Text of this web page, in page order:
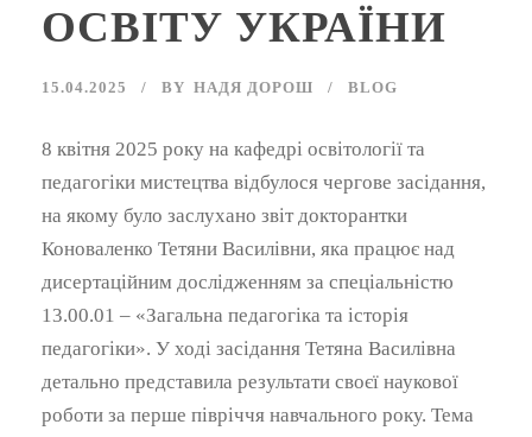
ОСВІТУ УКРАЇНИ
15.04.2025 BY НАДЯ ДОРОШ BLOG
8 квітня 2025 року на кафедрі освітології та
педагогіки мистецтва відбулося чергове засідання,
на якому було заслухано звіт докторантки
Коноваленко Тетяни Василівни, яка працює над
дисертаційним дослідженням за спеціальністю
13.00.01 – «Загальна педагогіка та історія
педагогіки». У ході засідання Тетяна Василівна
детально представила результати своєї наукової
роботи за перше півріччя навчального року. Тема